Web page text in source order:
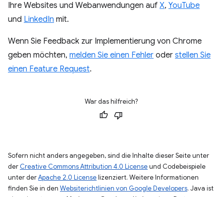
Ihre Websites und Webanwendungen auf X, YouTube
und LinkedIn mit.
Wenn Sie Feedback zur Implementierung von Chrome
geben möchten, melden Sie einen Fehler oder stellen Sie
einen Feature Request.
War das hilfreich?
Sofern nicht anders angegeben, sind die Inhalte dieser Seite unter
der Creative Commons Attribution 4.0 Licenseund Codebeispiele
unter derApache 2.0 Licenselizenziert. Weitere Informationen
finden Sie in den Websiterichtlinien von Google Developers. Java ist